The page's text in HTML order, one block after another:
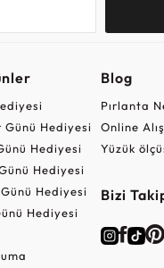
Hediyesi
Hediyesi
Hediyesi
Hediyesi
Hediyesi
Blog
Pırlanta
Online
Yüzük
Bizi